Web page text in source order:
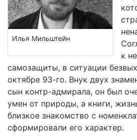
Илья Мильштейн
к
самозащиты, в ситуации
октябре 93-го. Внук двух
сын контр-адмирала, он был
умен от природы, а книги,
близкое знакомство с
сформировали его характер.